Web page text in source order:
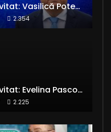
INTERES LOCAL – invitat: Vasilică Potecă – Senator PNL Hunedoara
2.354
INTERES LOCAL – invitat: Evelina Pasconi – Vicepreședinte Asociația Casa Divină
2.225